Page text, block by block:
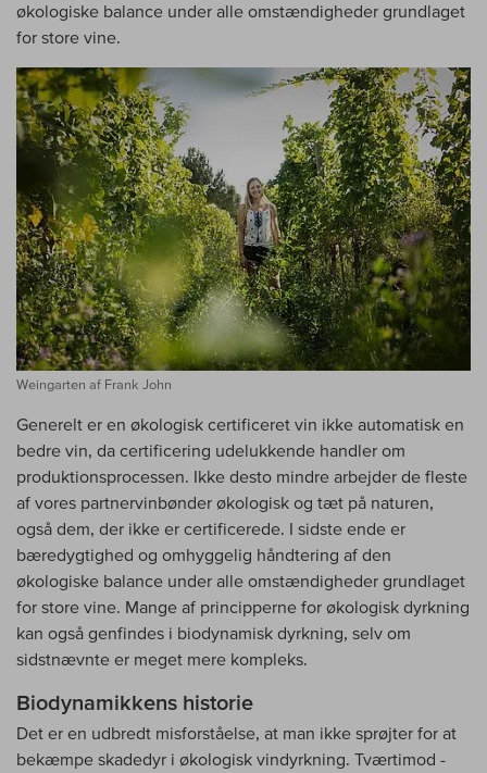
økologiske balance under alle omstændigheder grundlaget
for store vine.
Weingarten af Frank John
Generelt er en økologisk certificeret vin ikke automatisk en
bedre vin, da certificering udelukkende handler om
produktionsprocessen. Ikke desto mindre arbejder de fleste
af vores partnervinbønder økologisk og tæt på naturen,
også dem, der ikke er certificerede. I sidste ende er
bæredygtighed og omhyggelig håndtering af den
økologiske balance under alle omstændigheder grundlaget
for store vine. Mange af principperne for økologisk dyrkning
kan også genfindes i biodynamisk dyrkning, selv om
sidstnævnte er meget mere kompleks.
Biodynamikkens historie
Det er en udbredt misforståelse, at man ikke sprøjter for at
bekæmpe skadedyr i økologisk vindyrkning. Tværtimod -